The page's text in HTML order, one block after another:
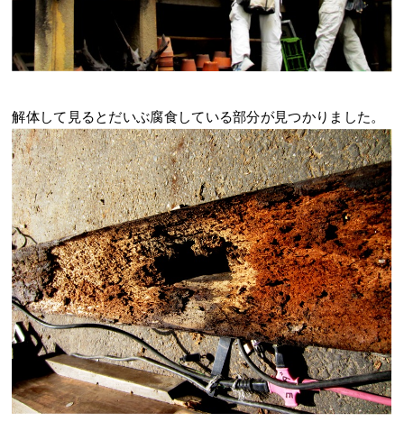
解体して見るとだいぶ腐食している部分が見つかりました。